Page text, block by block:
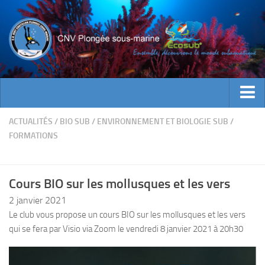
ACTUALITES
EVENEMENTS
Bienvenue
Contacts
Documents utiles
ACTUALITÉS / BIO SUB / ENVIRONNEMENT ET BIOLOGIE SUB /
FORMATIONS
Cours BIO sur les mollusques et les vers
2 janvier 2021
Le club vous propose un cours BIO sur les mollusques et les vers
qui se fera par Visio via Zoom le vendredi 8 janvier 2021 à 20h30